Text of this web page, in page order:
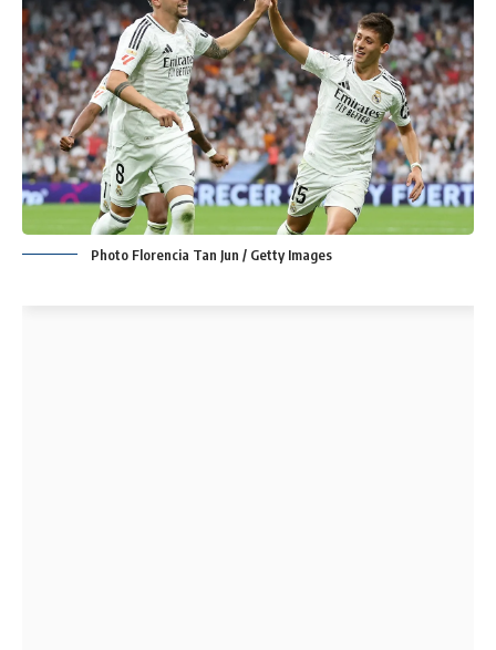
Photo Florencia Tan Jun / Getty Images